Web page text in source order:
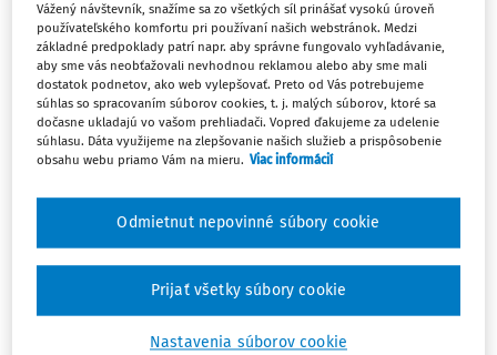
Máte predplatné? Prihláste sa
Zatiaľ ste si prečítali len začiatok...
Celý dokument je len pre predplatiteľov.
zadarmo prístup k vybranému obsahu na
Vážený návštevník, snažíme sa zo všetkých síl prinášať vysokú úroveň
používateľského komfortu pri používaní našich webstránok. Medzi
základné predpoklady patrí napr. aby správne fungovalo vyhľadávanie,
aby sme vás neobťažovali nevhodnou reklamou alebo aby sme mali
dostatok podnetov, ako web vylepšovať. Preto od Vás potrebujeme
súhlas so spracovaním súborov cookies, t. j. malých súborov, ktoré sa
dočasne ukladajú vo vašom prehliadači. Vopred ďakujeme za udelenie
súhlasu. Dáta využijeme na zlepšovanie našich služieb a prispôsobenie
obsahu webu priamo Vám na mieru. Viac informácií
Nastavenia súborov cookie
Odmietnut nepovinné súbory cookie
Prijať všetky súbory cookie